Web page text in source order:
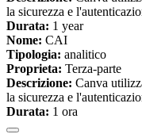
la sicurezza e
Durata: 1 year
Nome: CAI
Tipologia: analitico
Proprieta: Terza-parte
Descrizione: Canva
la sicurezza e
Durata: 1 ora